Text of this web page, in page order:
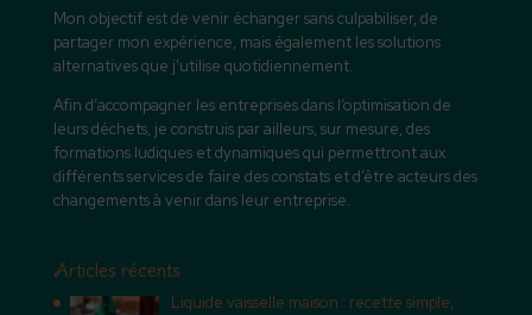
Mon objectif est de venir échanger sans culpabiliser, de
partager mon expérience, mais également les solutions
alternatives que j’utilise quotidiennement.
Afin d’accompagner les entreprises dans l’optimisation de
leurs déchets, je construis par ailleurs, sur mesure, des
formations ludiques et dynamiques qui permettront aux
différents services de faire des constats et d’être acteurs des
changements à venir dans leur entreprise.
Articles récents
Liquide vaisselle maison : recette simple,